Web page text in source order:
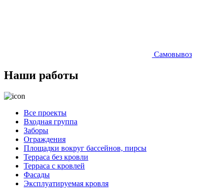
Самовывоз
Наши работы
Все проекты
Входная группа
Заборы
Ограждения
Площадки вокруг бассейнов, пирсы
Терраса без кровли
Терраса с кровлей
Фасады
Эксплуатируемая кровля